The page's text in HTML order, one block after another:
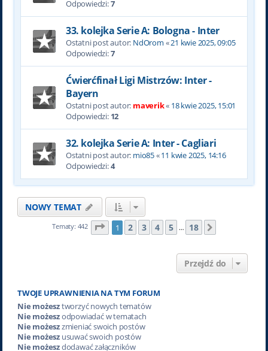
Odpowiedzi:7
33. kolejka Serie A: Bologna - Inter
Ostatni post autor: NdOrom «21 kwie 2025, 09:05
Odpowiedzi:7
Ćwierćfinał Ligi Mistrzów: Inter -
Bayern
Ostatni post autor: maverik« 18 kwie 2025, 15:01
Odpowiedzi: 12
32. kolejka Serie A: Inter - Cagliari
Ostatni post autor: mio85«11 kwie 2025, 14:16
Odpowiedzi:4
NOWY TEMAT
Tematy: 442 Strona z 18
1 2 3 4 5 … 18
Przejdź do
TWOJE UPRAWNIENIA NA TYM FORUM
Nie możesztworzyć nowych tematów
Nie możeszodpowiadać w tematach
Nie możeszzmieniać swoich postów
Nie możeszusuwać swoich postów
Nie możeszdodawać załączników